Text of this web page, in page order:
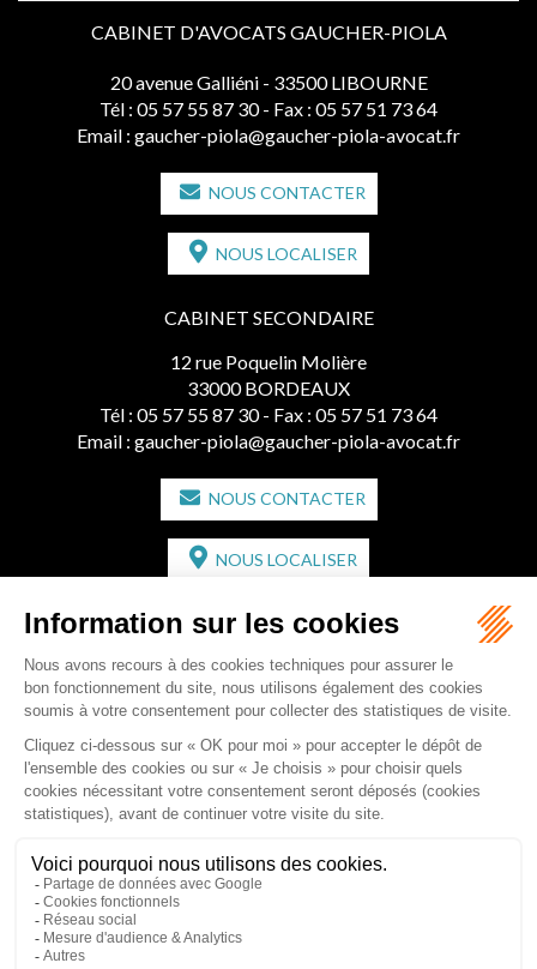
CABINET D'AVOCATS GAUCHER-PIOLA
20 avenue Galliéni - 33500 LIBOURNE
Tél : 05 57 55 87 30 - Fax : 05 57 51 73 64
Email : gaucher-piola@gaucher-piola-avocat.fr
NOUS CONTACTER
NOUS LOCALISER
CABINET SECONDAIRE
12 rue Poquelin Molière
33000 BORDEAUX
Tél : 05 57 55 87 30 - Fax : 05 57 51 73 64
Email : gaucher-piola@gaucher-piola-avocat.fr
NOUS CONTACTER
NOUS LOCALISER
CABINET SECONDAIRE
2 bis Avenue de l'Europe
33350 ST MAGNE-DE-CASTILLON
Tél :05 57 55 87 30 - Fax : 05 57 51 73 64
Email :gaucher-piola@gaucher-piola-avocat.fr
NOUS CONTACTER
NOUS LOCALISER